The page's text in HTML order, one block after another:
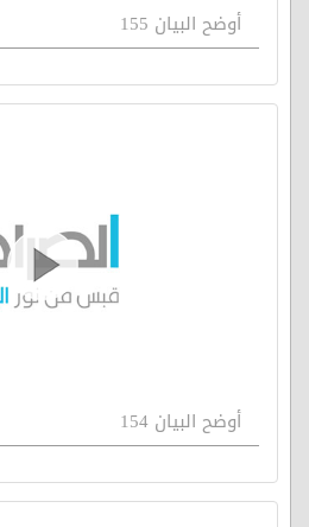
أوضح البيان 155
أوضح البيان 154